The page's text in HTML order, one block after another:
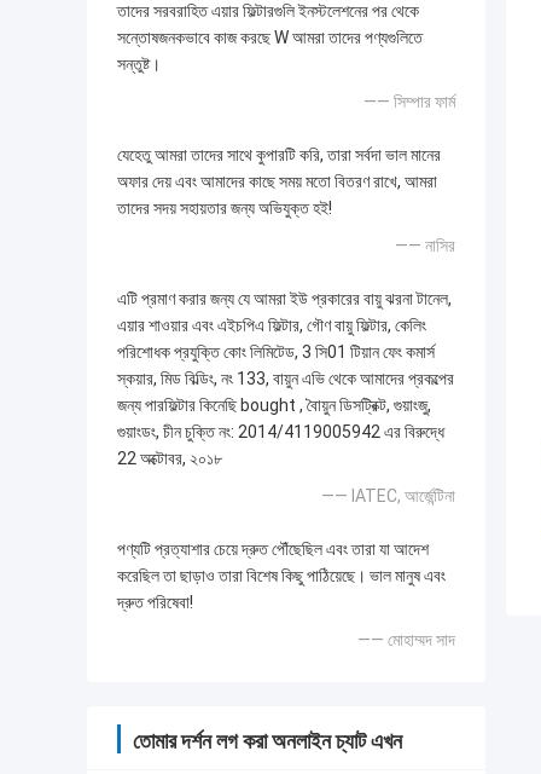
তাদের সরবরাহিত এয়ার ফিল্টারগুলি ইনস্টলেশনের পর থেকে
সন্তোষজনকভাবে কাজ করছে W আমরা তাদের পণ্যগুলিতে
সন্তুষ্ট।
—— সিম্পার ফার্ম
যেহেতু আমরা তাদের সাথে কুপারটি করি, তারা সর্বদা ভাল মানের
অফার দেয় এবং আমাদের কাছে সময় মতো বিতরণ রাখে, আমরা
তাদের সদয় সহায়তার জন্য অভিযুক্ত হই!
—— নাসির
এটি প্রমাণ করার জন্য যে আমরা ইউ প্রকারের বায়ু ঝরনা টানেল,
এয়ার শাওয়ার এবং এইচপিএ ফিল্টার, গৌণ বায়ু ফিল্টার, কেলিং
পরিশোধক প্রযুক্তি কোং লিমিটেড, 3 সি01 টিয়ান ফেং কমার্স
স্কয়ার, মিড বিল্ডিং, নং 133, বায়ুন এভি থেকে আমাদের প্রকল্পের
জন্য পারফিল্টার কিনেছি bought , বৈায়ুন ডিসট্রিক্ট, গুয়াংজু,
গুয়াংডং, চীন চুক্তি নং: 2014/4119005942 এর বিরুদ্ধে
22 অক্টোবর, ২০১৮
—— IATEC, আর্জেন্টিনা
পণ্যটি প্রত্যাশার চেয়ে দ্রুত পৌঁছেছিল এবং তারা যা আদেশ
করেছিল তা ছাড়াও তারা বিশেষ কিছু পাঠিয়েছে। ভাল মানুষ এবং
দ্রুত পরিষেবা!
—— মোহাম্মদ সাদ
তোমার দর্শন লগ করা অনলাইন চ্যাট এখন